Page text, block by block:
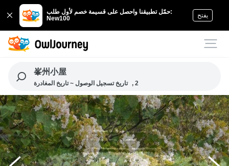
حمّل تطبيقنا واحصل على قسيمة خصم لأول طلب:
New100
يفتح
峯州小屋
تاريخ تسجيل الوصول ~ تاريخ المغادرة , 2